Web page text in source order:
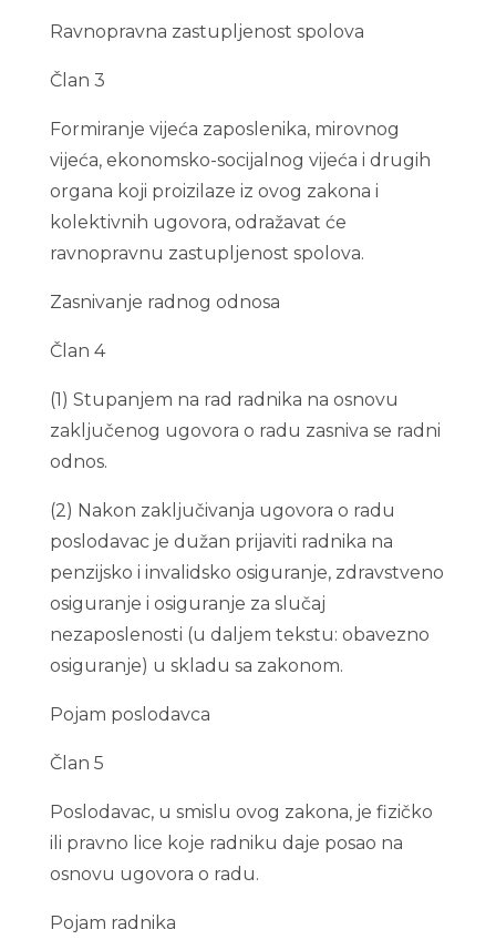
Ravnopravna zastupljenost spolova
Član 3
Formiranje vijeća zaposlenika, mirovnog
vijeća, ekonomsko-socijalnog vijeća i drugih
organa koji proizilaze iz ovog zakona i
kolektivnih ugovora, odražavat će
ravnopravnu zastupljenost spolova.
Zasnivanje radnog odnosa
Član 4
(1) Stupanjem na rad radnika na osnovu
zaključenog ugovora o radu zasniva se radni
odnos.
(2) Nakon zaključivanja ugovora o radu
poslodavac je dužan prijaviti radnika na
penzijsko i invalidsko osiguranje, zdravstveno
osiguranje i osiguranje za slučaj
nezaposlenosti (u daljem tekstu: obavezno
osiguranje) u skladu sa zakonom.
Pojam poslodavca
Član 5
Poslodavac, u smislu ovog zakona, je fizičko
ili pravno lice koje radniku daje posao na
osnovu ugovora o radu.
Pojam radnika